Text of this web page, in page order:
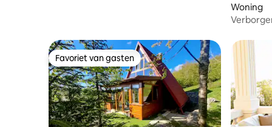
Woning
Favoriet van gasten
Favoriet van gasten